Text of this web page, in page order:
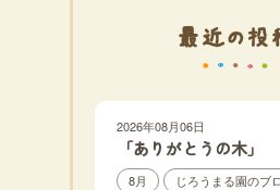
最近の投
2026年08月06日
「ありがとうの木」
8月
じろうまる園のブ